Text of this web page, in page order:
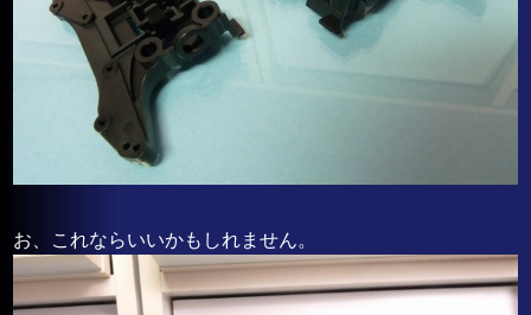
お、これならいいかもしれません。